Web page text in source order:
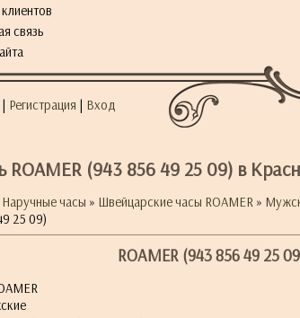
связь
| Регистрация | Вход
ROAMER (943 856 49 25 09) в
Наручные часы » Швейцарские часы ROAMER»
25 09)
ROAMER (943 856 49 25